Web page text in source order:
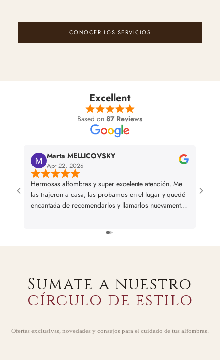
CONOCER LOS SERVICIOS
Excellent
Based on 87 Reviews
Marta MELLICOVSKY
Apr 22, 2026
Hermosas alfombras y super excelente atención. Me
las trajeron a casa, las probamos en el lugar y quedé
encantada de recomendarlos y llamarlos nuevamente
Sumate a nuestro
círculo de estilo
Ofertas exclusivas, novedades y consejos para el cuidado de tus alfombras.